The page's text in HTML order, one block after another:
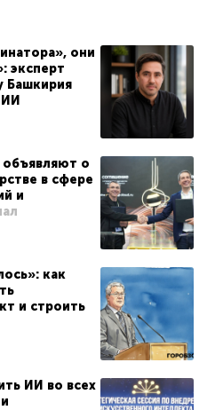
они
эксперт
Башкирия
объявляют о
в сфере
и
как
и строить
ИИ во всех